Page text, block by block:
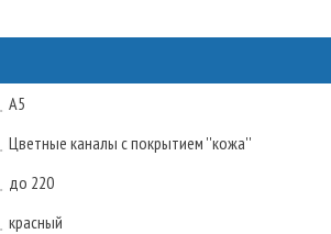
А5
Цветные каналы с покрытием ''кожа''
до 220
красный